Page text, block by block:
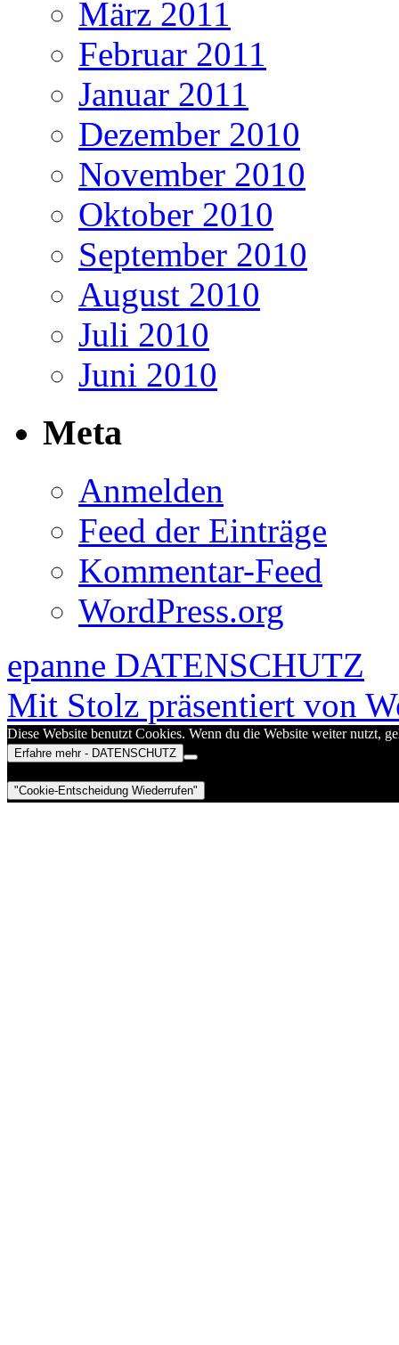
März 2011
Februar 2011
Januar 2011
Dezember 2010
November 2010
Oktober 2010
September 2010
August 2010
Juli 2010
Juni 2010
Meta
Anmelden
Feed der Einträge
Kommentar-Feed
WordPress.org
epanne DATENSCHUTZ
Mit Stolz präsentiert von
Diese Website benutzt Cookies. Wenn du die Website weiter nutzt,
Erfahre mehr - DATENSCHUTZ
"Cookie-Entscheidung Wiederrufen"